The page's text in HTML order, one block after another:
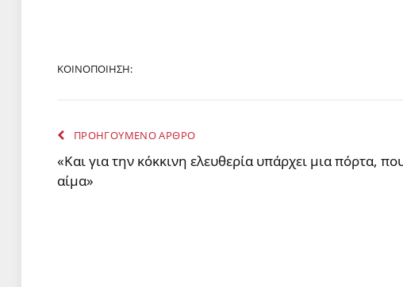
ΚΟΙΝΟΠΟΙΗΣΗ:
ΠΡΟΗΓΟΥΜΕΝΟ ΑΡΘΡΟ
«Και για την κόκκινη ελευθερία υπάρχει μια πόρτα,
αίμα»